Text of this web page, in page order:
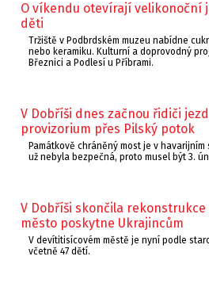
O víkendu otevírají velikonoční
děti
Tržiště v Podbrdském muzeu nabídne
nebo keramiku. Kulturní a doprovodný
Březnici a Podlesí u Příbrami.
V Dobříši dnes začnou řidiči
provizorium přes Pilský potok
Památkově chráněný most je v
už nebyla bezpečná, proto musel být 3.
V Dobříši skončila
město poskytne Ukrajincům
V devítitisícovém městě je nyní podle
včetně 47 dětí.